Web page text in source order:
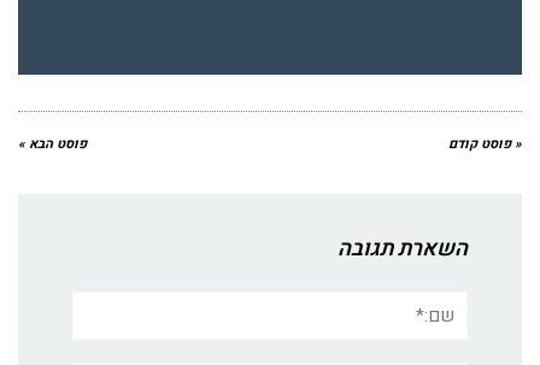
« פוסט קודם פוסט הבא »
השארת תגובה